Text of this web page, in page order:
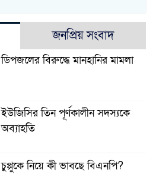
জনপ্রিয় সংবাদ
ডিপজলের বিরুদ্ধে মানহানির মামলা
ইউজিসির তিন পূর্ণকালীন সদস্যকে
অব্যাহতি
চুপ্পুকে নিয়ে কী ভাবছে বিএনপি?